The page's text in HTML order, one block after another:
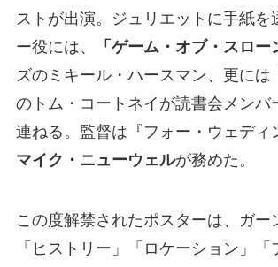
ストが出演。ジュリエットに手紙を
ー役には、
「ゲーム・オブ・スロー
ズのミキール・ハースマン、更には
のトム・コートネイが読書会メンバ
連ねる。監督は『フォー・ウェディ
マイク・ニューウェルが務めた。
この度解禁されたポスターは、ガー
「ヒストリー」「ロケーション」「